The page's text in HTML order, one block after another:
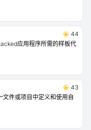
44
应用程序所需的样板代
43
件或项目中定义和使用自